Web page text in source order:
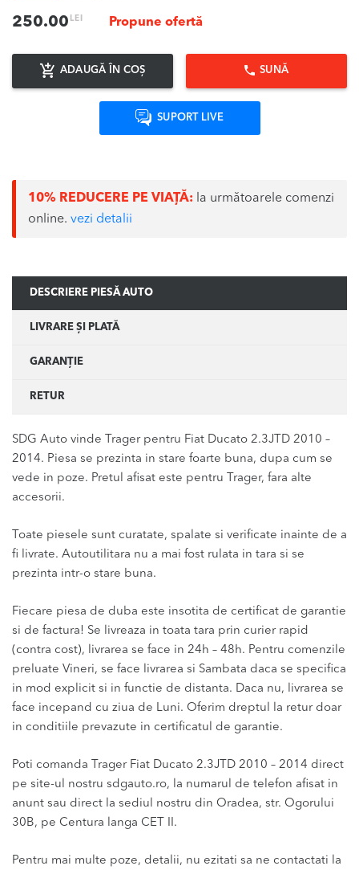
250.00 LEI Propune ofertă
ADAUGĂ ÎN COȘ SUNĂ
SUPORT LIVE
10% REDUCERE PE VIAȚĂ: la următoarele comenzi
online. vezi detalii
DESCRIERE PIESĂ AUTO
LIVRARE ȘI PLATĂ
GARANȚIE
RETUR
SDG Auto vinde Trager pentru Fiat Ducato 2.3JTD 2010 –
2014. Piesa se prezinta in stare foarte buna, dupa cum se
vede in poze. Pretul afisat este pentru Trager, fara alte
accesorii.
Toate piesele sunt curatate, spalate si verificate inainte de a
fi livrate. Autoutilitara nu a mai fost rulata in tara si se
prezinta intr-o stare buna.
Fiecare piesa de duba este insotita de certificat de garantie
si de factura! Se livreaza in toata tara prin curier rapid
(contra cost), livrarea se face in 24h – 48h. Pentru comenzile
preluate Vineri, se face livrarea si Sambata daca se specifica
in mod explicit si in functie de distanta. Daca nu, livrarea se
face incepand cu ziua de Luni. Oferim dreptul la retur doar
in conditiile prevazute in certificatul de garantie.
Poti comanda Trager Fiat Ducato 2.3JTD 2010 – 2014 direct
pe site-ul nostru sdgauto.ro, la numarul de telefon afisat in
anunt sau direct la sediul nostru din Oradea, str. Ogorului
30B, pe Centura langa CET II.
Pentru mai multe poze, detalii, nu ezitati sa ne contactati la